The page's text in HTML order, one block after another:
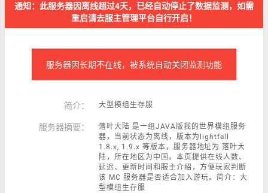
通知：此服务器因离线超过4天，已经自动停止了数据监测，如需
重启请去服主管理平台自行开启！
服务器因长期不在线，被系统自动关闭监测功能
简介： 大型模组生存服
服务器摘要：
落叶大陆 是一组JAVA版我的世界模组服务
器，当前状态为离线，版本为lightfall
1.8.x, 1.9.x 等版本，服务器地址为 落叶大
陆，所在地区为中国。本页提供在线人数、
延迟、更新时间和服主介绍，方便玩家判断
该 MC 服务器是否适合加入游玩。简介：大
型模组生存服